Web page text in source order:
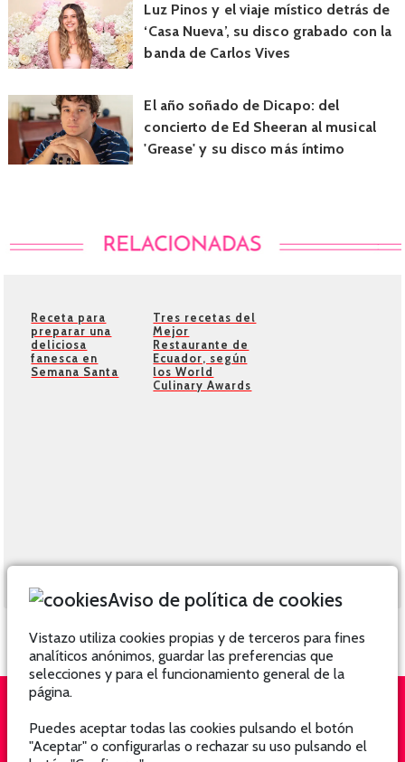
Luz Pinos y el viaje místico detrás de
‘Casa Nueva’, su disco grabado con la
banda de Carlos Vives
El año soñado de Dicapo: del
concierto de Ed Sheeran al musical
'Grease' y su disco más íntimo
Receta para
preparar una
deliciosa
fanesca en
Semana Santa
Tres recetas del
Mejor
Restaurante de
Ecuador, según
los World
Culinary Awards
QUIÉNES SOMOS SUSCRÍBETE
Aviso de política de cookies
Vistazo utiliza cookies propias y de terceros para fines
analíticos anónimos, guardar las preferencias que
selecciones y para el funcionamiento general de la
página.
Puedes aceptar todas las cookies pulsando el botón
"Aceptar" o configurarlas o rechazar su uso pulsando el